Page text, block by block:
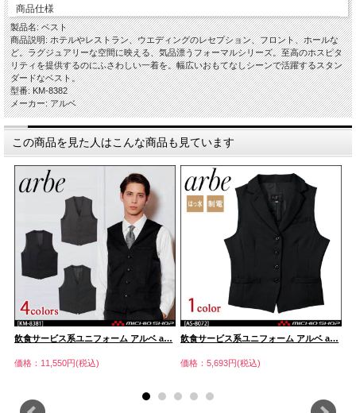
商品仕様
製品名: ベスト
商品説明: ホテルやレストラン、ウエディングのレセプション、フロント、ホールな
ど。ラグジュアリーな空間に映える、気品漂うフォーマルシリーズ。至高のホスピタ
リティを提供するのにふさわしい一着を。幅広いおもてなしシーンで活躍するスタン
ダードなベスト。
型番: KM-8382
メーカー: アルベ
この商品を見た人はこんな商品も見ています
飲食サービス系ユニフォーム アルベ a…
価格：11,550円(税込)
飲食サービス系ユニフォーム アルベ a…
価格：5,693円(税込)